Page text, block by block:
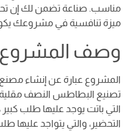
مناسب. صناعة تضمن لك إن
ميزة تنافسية في مشروعك
وصف المشروع
المشروع عبارة عن إنشاء
تصنيع البطاطس النصف مقلية،
التي باتت يوجد عليها طلب
التحضير، والتي يتواجد